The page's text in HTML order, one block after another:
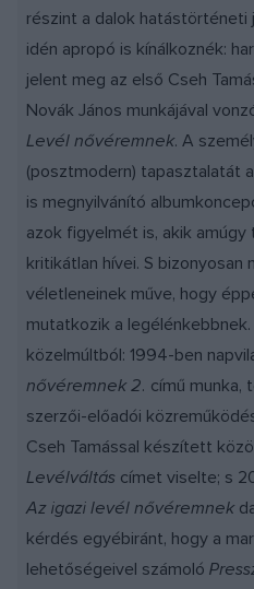
részint a dalok hatástörténeti
idén apropó is kínálkoznék:
jelent meg az első Cseh
Novák János munkájával
Levél nővéremnek. A
(posztmodern) tapasztalatát
is megnyilvánító
azok figyelmét is, akik amúgy
kritikátlan hívei. S bizonyosan
véletleneinek műve, hogy
mutatkozik a
közelmúltból: 1994-ben
nővéremnek 2. című munka,
szerzői-előadói
Cseh Tamással készített
Levélváltás címet viselte; s
Az igazi levél nővéremnek
kérdés egyébiránt, hogy a
lehetőségeivel számoló